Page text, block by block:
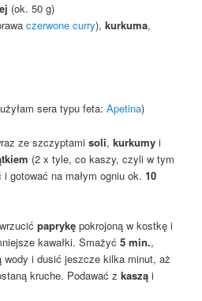
(ok. 50 g)
czerwone curry), kurkuma,
sera typu feta: Apetina)
ze szczyptamisoli,kurkumy i
(2 x tyle, co kaszy, czyli w tym
gotować na małym ogniu ok.10
paprykę pokrojoną w kostkę i
kawałki. Smażyć 5 min.,
wody i dusić jeszcze kilka minut, aż
kruche. Podawać zkaszą i